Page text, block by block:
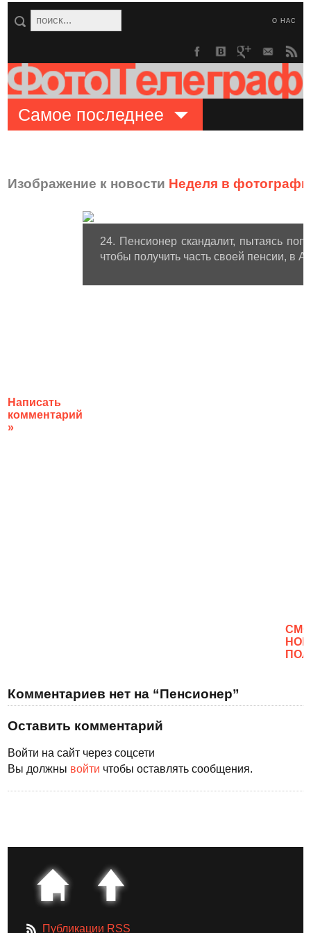
О НАС
Самое последнее
Изображение к новости Неделя в
Написать
комментарий
»
24. Пенсионер скандалит, пытаясь
чтобы получить часть своей пенсии, в
Комментариев нет на “Пенсионер”
Оставить комментарий
Войти на сайт через соцсети
Вы должны войти чтобы оставлять сообщения.
Публикации RSS